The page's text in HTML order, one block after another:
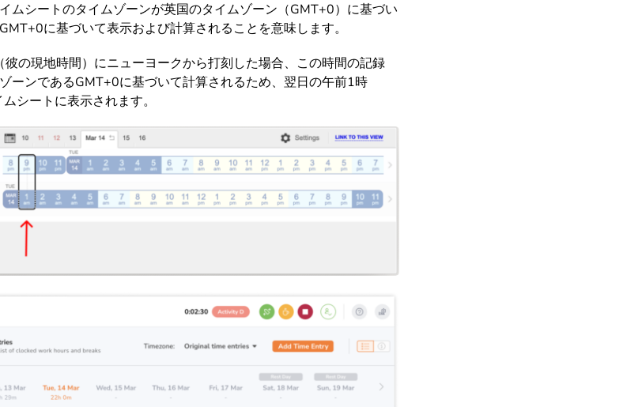
ムシートのタイムゾーンが英国のタイムゾーン（GMT+0）に基づい
に基づいて表示および計算されることを意味します。
の現地時間）にニューヨークから打刻した場合、この時間の記録
ーンであるGMT+0に基づいて計算されるため、翌日の午前1時
シートに表示されます。